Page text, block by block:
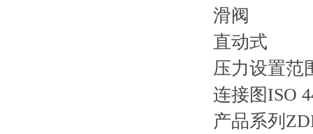
滑阀
直动式
压力设置范
连接图 ISO
产品系列